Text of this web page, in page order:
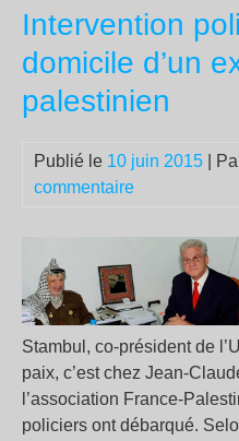
Intervention
domicile d’un
palestinien
Publié le 10 juin 2015 |
commentaire
Stambul, co-président de
paix, c’est chez Jean-
l’association France-
policiers ont débarqué.